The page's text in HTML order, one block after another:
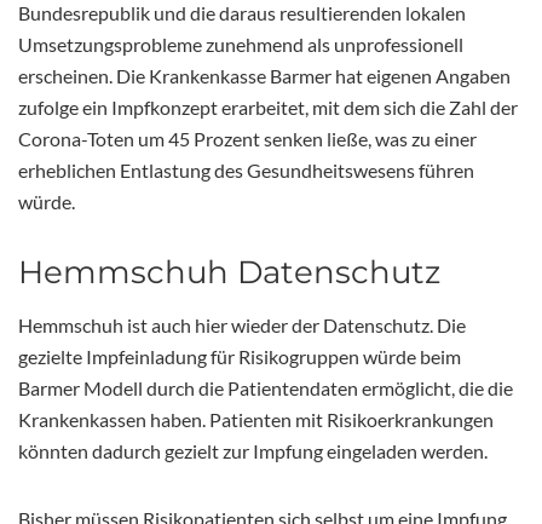
Bundesrepublik und die daraus resultierenden lokalen
Umsetzungsprobleme zunehmend als unprofessionell
erscheinen. Die Krankenkasse Barmer hat eigenen Angaben
zufolge ein Impfkonzept erarbeitet, mit dem sich die Zahl der
Corona-Toten um 45 Prozent senken ließe, was zu einer
erheblichen Entlastung des Gesundheitswesens führen
würde.
Hemmschuh Datenschutz
Hemmschuh ist auch hier wieder der Datenschutz. Die
gezielte Impfeinladung für Risikogruppen würde beim
Barmer Modell durch die Patientendaten ermöglicht, die die
Krankenkassen haben. Patienten mit Risikoerkrankungen
könnten dadurch gezielt zur Impfung eingeladen werden.
Bisher müssen Risikopatienten sich selbst um eine Impfung